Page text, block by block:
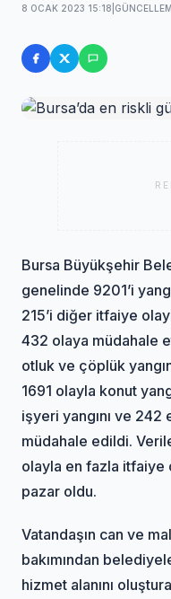
8 OCAK 2023 15:18
Bursa Büyükşehir
genelinde 9201’i
215’i diğer itfaiye
432 olaya müdahale
otluk ve çöplük
1691 olayla konut
işyeri yangını ve 242
müdahale edildi.
olayla en fazla itfaiye
pazar oldu.
Vatandaşın can ve
bakımından
hizmet alanını